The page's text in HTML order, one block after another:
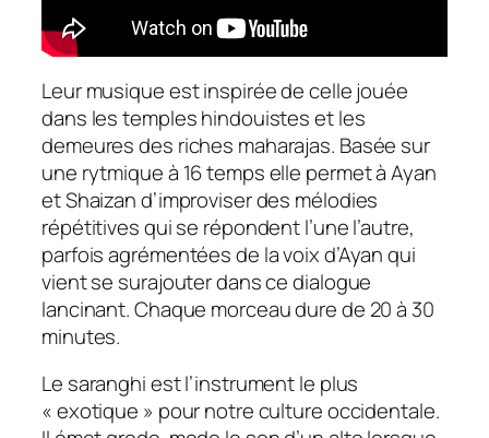
Leur musique est inspirée de celle jouée
dans les temples hindouistes et les
demeures des riches maharajas. Basée sur
une rytmique à 16 temps elle permet à Ayan
et Shaizan d’improviser des mélodies
répétitives qui se répondent l’une l’autre,
parfois agrémentées de la voix d’Ayan qui
vient se surajouter dans ce dialogue
lancinant. Chaque morceau dure de 20 à 30
minutes.
Le saranghi est l’instrument le plus
« exotique » pour notre culture occidentale.